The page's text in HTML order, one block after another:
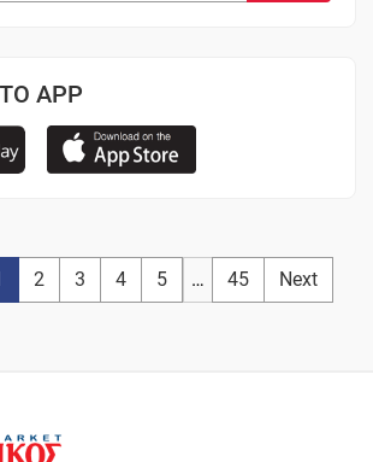
APP
2 3 4 5 … 45 Next